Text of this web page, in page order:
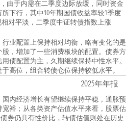
由于内需在二季度边际放缓，同时资金
下行，其中10年期国债收益率较1季度
对平淡，二季度中证转债指数上涨
业配置上保持相对均衡，略有变化的是
，增加了一些消费板块的配置。债券方
债配置为主，久期继续保持中性水平。
高位，组合转债仓位保持较低水平。
2025年年报
内经济增长有望继续保持平稳，通胀预
裕；从各类资产估值水平来看，股票估
券仍具有性价比，转债估值则处在历史